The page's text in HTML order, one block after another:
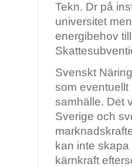
Tekn. Dr på
universitet
energibehov
Svenskt
som
samhälle. Det
Sverige och
kan inte
kärnkraft